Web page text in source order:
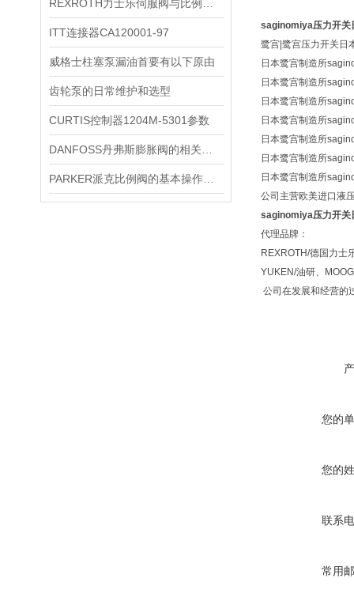
ITT连接器CA120001-97
威格士柱塞泵漏油首要有以下原由
齿轮泵的日常维护和选型
CURTIS控制器1204M-5301参数
saginomiya压力开关
鹭宫|鹭宫压力开关日
日本鹭宫制造所
日本鹭宫制造所
日本鹭宫制造所
日本鹭宫制造所
日本鹭宫制造所
日本鹭宫制造所
日本鹭宫制造所
公司主营欧美进口液
saginomiya压力开关
代理品牌：
REXROTH/德国力士
YUKEN/油研、
公司在发展和经营的
您的
您的
联系
常用